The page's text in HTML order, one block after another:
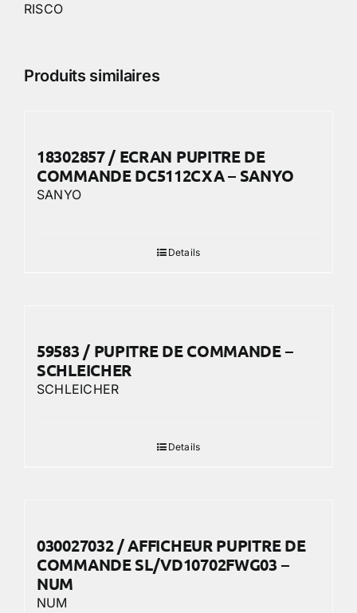
RISCO
Produits similaires
18302857 / ECRAN PUPITRE DE
COMMANDE DC5112CXA – SANYO
SANYO
Details
59583 / PUPITRE DE COMMANDE –
SCHLEICHER
SCHLEICHER
Details
030027032 / AFFICHEUR PUPITRE DE
COMMANDE SL/VD10702FWG03 –
NUM
NUM